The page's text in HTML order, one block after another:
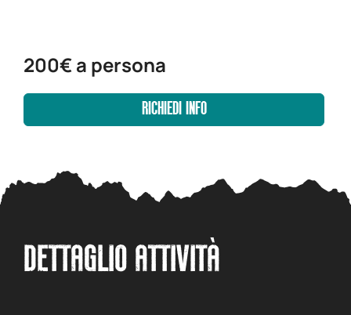
200€ a persona
RICHIEDI INFO
DETTAGLIO ATTIVITÀ